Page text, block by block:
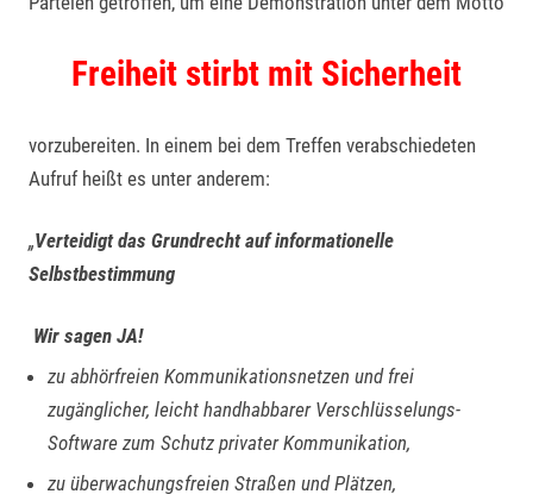
Freiheit stirbt mit Sicherheit
vorzubereiten. In einem bei dem Treffen verabschiedeten
Aufruf heißt es unter anderem:
„Verteidigt das Grundrecht auf informationelle
Selbstbestimmung
Wir sagen JA!
zu abhörfreien Kommunikationsnetzen und frei
zugänglicher, leicht handhabbarer Verschlüsselungs-
Software zum Schutz privater Kommunikation,
zu überwachungsfreien Straßen und Plätzen,